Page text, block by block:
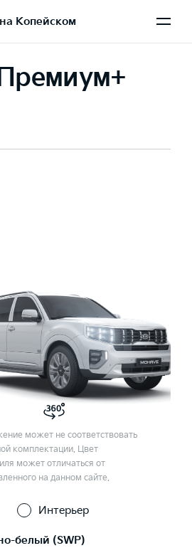
Копейском
может не соответствовать
комплектации. Цвет
может отличаться от
на данном сайте.
Интерьер
белый (SWP)